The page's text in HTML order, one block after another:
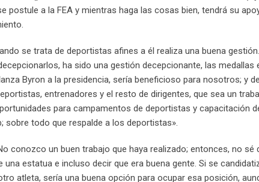
postule a la FEA y mientras haga las cosas bien, tendrá su
se trata de deportistas afines a él realiza una buena gestión.
ha sido una gestión decepcionante, las medallas
Byron a la presidencia, sería beneficioso para nosotros; y
entrenadores y el resto de dirigentes, que sea un
para campamentos de deportistas y capacitación
sobre todo que respalde a los deportistas».
conozco un buen trabajo que haya realizado; entonces, no sé
estatua e incluso decir que era buena gente. Si se
atleta, sería una buena opción para ocupar esa posición,